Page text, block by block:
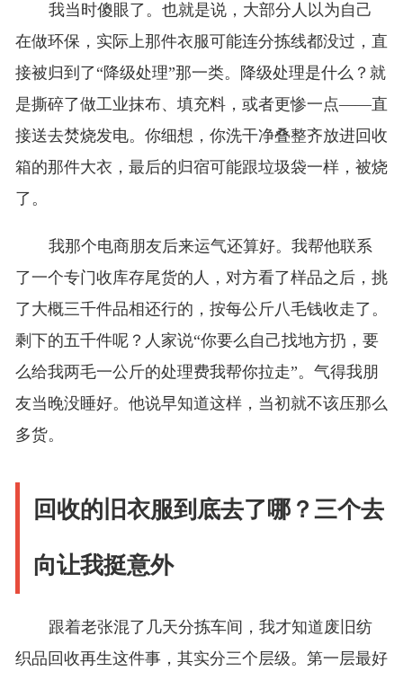
我当时傻眼了。也就是说，大部分人以为自己
在做环保，实际上那件衣服可能连分拣线都没过，直
接被归到了“降级处理”那一类。降级处理是什么？就
是撕碎了做工业抹布、填充料，或者更惨一点——直
接送去焚烧发电。你细想，你洗干净叠整齐放进回收
箱的那件大衣，最后的归宿可能跟垃圾袋一样，被烧
了。
我那个电商朋友后来运气还算好。我帮他联系
了一个专门收库存尾货的人，对方看了样品之后，挑
了大概三千件品相还行的，按每公斤八毛钱收走了。
剩下的五千件呢？人家说“你要么自己找地方扔，要
么给我两毛一公斤的处理费我帮你拉走”。气得我朋
友当晚没睡好。他说早知道这样，当初就不该压那么
多货。
回收的旧衣服到底去了哪？三个去
向让我挺意外
跟着老张混了几天分拣车间，我才知道废旧纺
织品回收再生这件事，其实分三个层级。第一层最好